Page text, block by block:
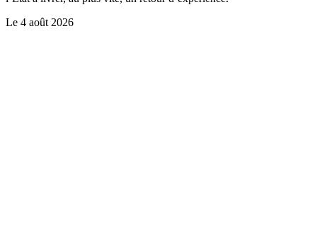
Le 4 août 2026